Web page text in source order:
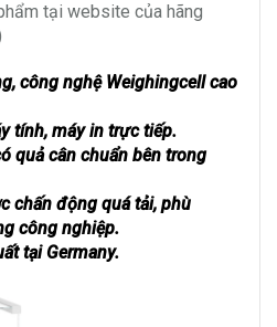
tại website của hãng
công nghệ Weighingcell cao
tính, máy in trực tiếp.
quả cân chuẩn bên trong
chấn động quá tải, phù
công nghiệp.
tại Germany.